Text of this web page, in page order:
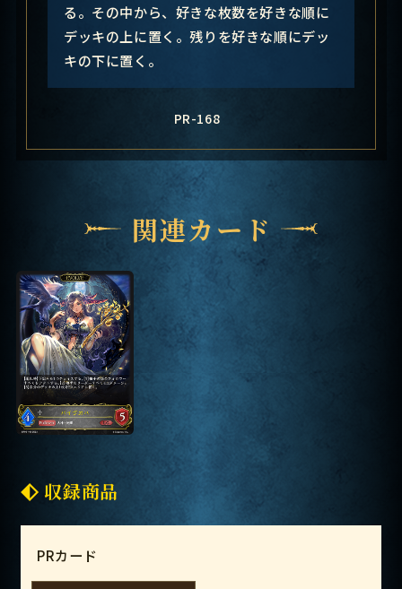
る。その中から、好きな枚数を好きな順に
デッキの上に置く。残りを好きな順にデッ
キの下に置く。
PR-168
関連カード
収録商品
PRカード